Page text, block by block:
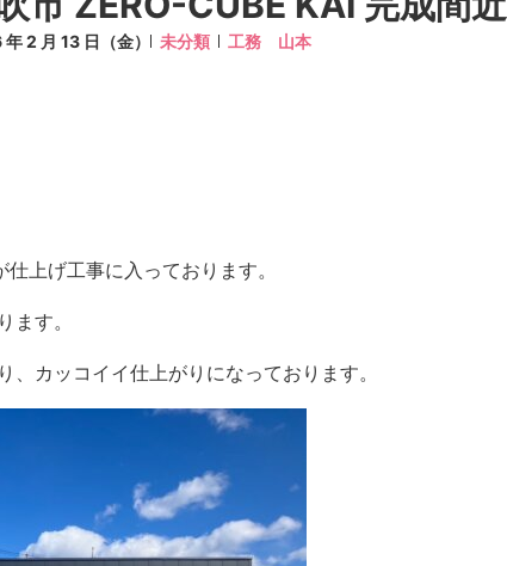
2 月 13 日（金） 未分類 工務 山本
上げ工事に入っております。
ます。
カッコイイ仕上がりになっております。